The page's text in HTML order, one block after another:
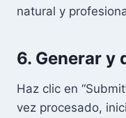
natural y
6. Generar y
Haz clic en
vez procesado,